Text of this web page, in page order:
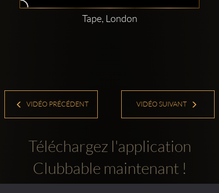
Tape, London
VIDÉO PRÉCÉDENT VIDÉO SUIVANT
Téléchargez l'application
Clubbable maintenant !